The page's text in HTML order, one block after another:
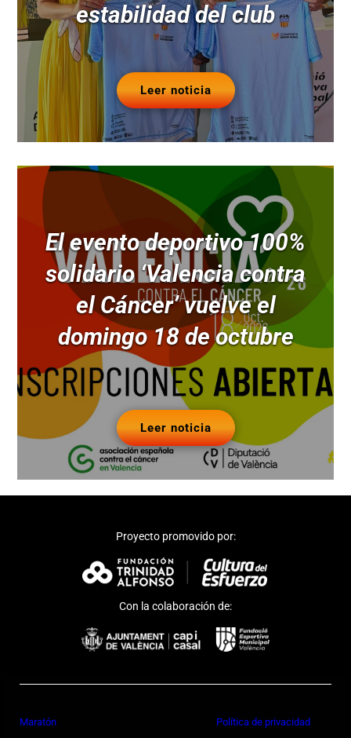
estabilidad del club
Leer noticia
El evento deportivo 100%
solidario ‘Valencia contra
el Cáncer’ vuelve el
domingo 18 de octubre
Leer noticia
Proyecto promovido por:
Con la colaboración de:
Maratón Política de privacidad